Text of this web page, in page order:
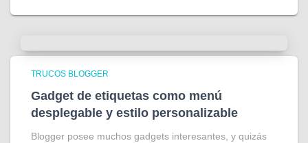
TRUCOS BLOGGER
Gadget de etiquetas como menú
desplegable y estilo personalizable
Blogger posee muchos gadgets interesantes, y quizás